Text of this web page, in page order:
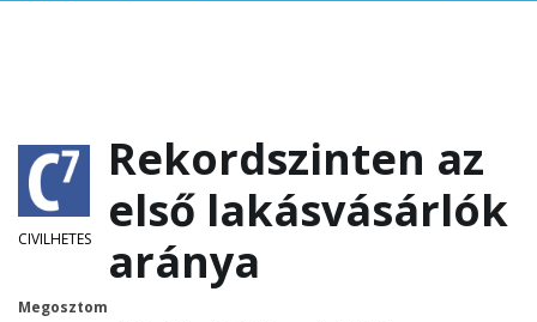
CIVILHETES
Megosztom
Rekordszinten az
első lakásvásárlók
aránya